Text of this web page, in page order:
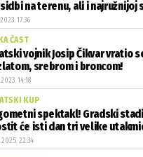
na terenu, ali i najružnijoj
17:36
ČAST
vojnik Josip Čikvar vratio
srebrom i broncom!
14:18
KUP
spektakl! Gradski
će isti dan tri velike
22:34